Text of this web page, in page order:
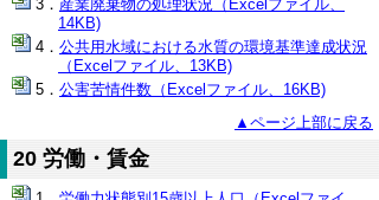
産業廃棄物の処理状況（Excelファイル、
14KB)
公共用水域における水質の環境基準達成状況
（Excelファイル、13KB)
公害苦情件数（Excelファイル、16KB)
▲ページ上部に戻る
20 労働・賃金